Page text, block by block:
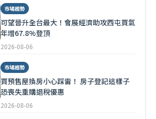
市場趨勢
可望晉升全台最大！會展經濟助攻西屯買氣
年增67.8%登頂
2026-08-06
市場趨勢
買預售屋換房小心踩雷！ 房子登記這樣子
恐喪失重購退稅優惠
2026-08-06